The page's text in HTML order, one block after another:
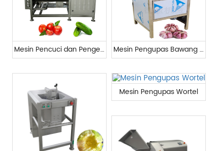
Mesin Pencuci dan Pengering Sayuran Mesin Pengupas Bawang Putih
Mesin Pengupas Wortel